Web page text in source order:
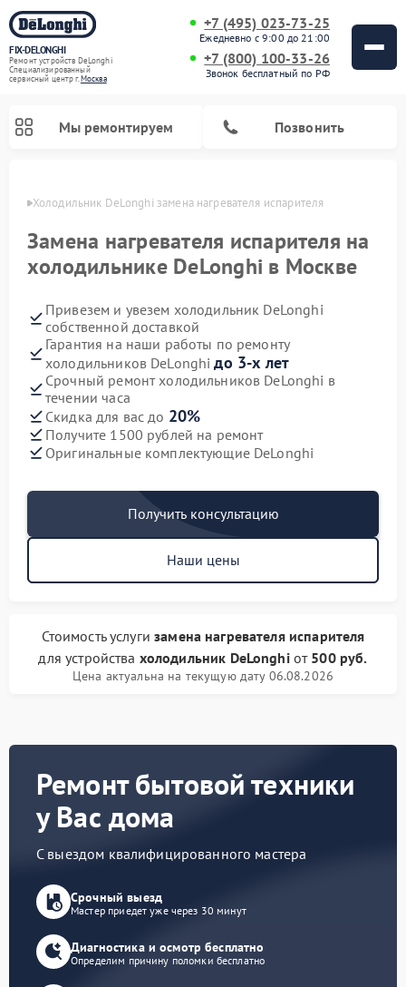
FIX-DELONGHI
Ремонт устройств DeLonghi
Специализированный
cервисный центр г.Москва
+7 (495) 023-73-25
Ежедневно с 9:00 до 21:00
+7 (800) 100-33-26
Звонок бесплатный по РФ
Мы ремонтируем Позвонить
Холодильник DeLonghi замена нагревателя испарителя
Замена нагревателя испарителя на
холодильнике DeLonghi в Москве
Привезем и увезем холодильник DeLonghi
собственной доставкой
Гарантия на наши работы по ремонту
холодильников DeLonghiдо 3-х лет
Срочный ремонт холодильников DeLonghi в
течении часа
Скидка для вас до 20%
Получите 1500 рублей на ремонт
Оригинальные комплектующие DeLonghi
Получить консультацию
Наши цены
Стоимость услугизамена нагревателя испарителя
для устройства холодильник DeLonghiот 500 руб.
Цена актуальна на текущую дату 06.08.2026
Ремонт бытовой техники
у Вас дома
С выездом квалифицированного мастера
Срочный выезд
Мастер приедет уже через 30 минут
Диагностика и осмотр бесплатно
Определим причину поломки бесплатно